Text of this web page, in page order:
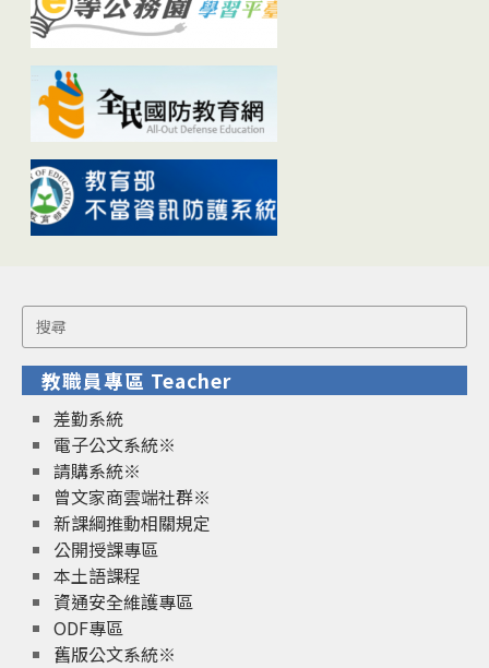
Search
for:
教職員專區 Teacher
差勤系統
電子公文系統※
請購系統※
曾文家商雲端社群※
新課綱推動相關規定
公開授課專區
本土語課程
資通安全維護專區
ODF專區
舊版公文系統※